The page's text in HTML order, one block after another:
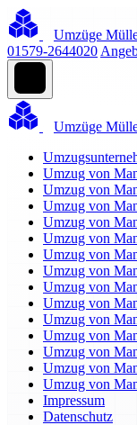
Umzüge
01579-2644020
Umzüge
Umzug von
Umzug von
Umzug von
Umzug von
Umzug von
Umzug von
Umzug von
Umzug von
Umzug von
Umzug von
Umzug von
Umzug von
Umzug von
Umzug von
Impressum
Datenschutz